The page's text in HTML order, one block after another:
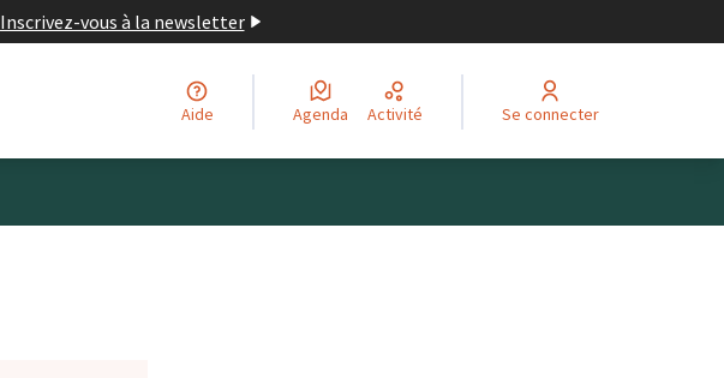
Inscrivez-vous à la newsletter
Aide Agenda Activité Se connecter